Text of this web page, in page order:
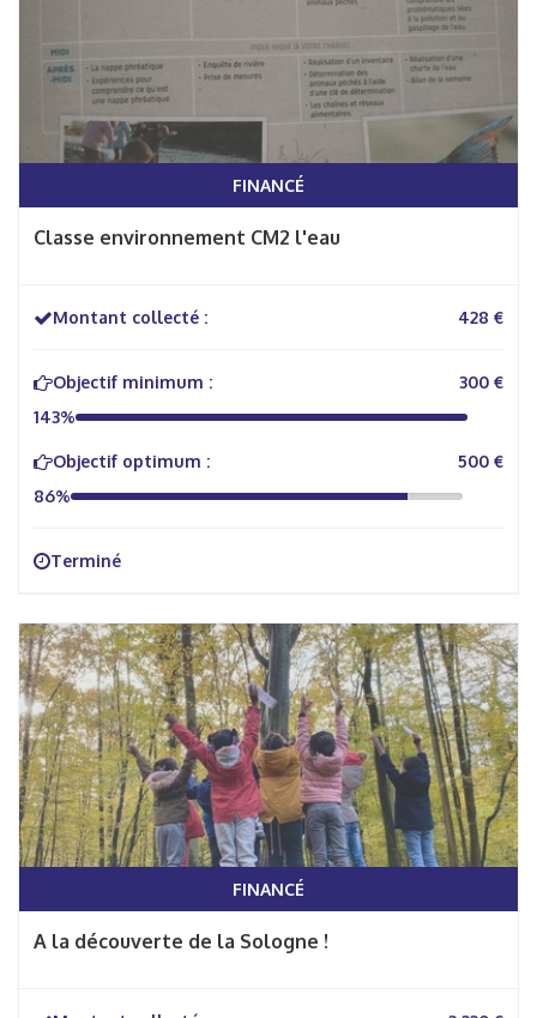
FINANCÉ
Classe environnement CM2 l'eau
Montant collecté : 428 €
Objectif minimum :
300 €
143%
Objectif optimum :
500 €
86%
Terminé
FINANCÉ
A la découverte de la Sologne !